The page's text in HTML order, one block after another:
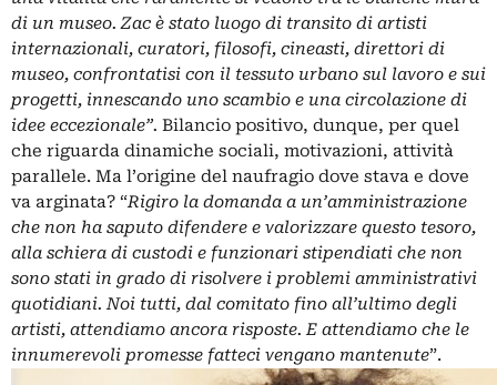
di un museo. Zac è stato luogo di transito di artisti
internazionali, curatori, filosofi, cineasti, direttori di
museo, confrontatisi con il tessuto urbano sul lavoro e sui
progetti, innescando uno scambio e una circolazione di
idee eccezionale”. Bilancio positivo, dunque, per quel
che riguarda dinamiche sociali, motivazioni, attività
parallele. Ma l’origine del naufragio dove stava e dove
va arginata? “Rigiro la domanda a un’amministrazione
che non ha saputo difendere e valorizzare questo tesoro,
alla schiera di custodi e funzionari stipendiati che non
sono stati in grado di risolvere i problemi amministrativi
quotidiani. Noi tutti, dal comitato fino all’ultimo degli
artisti, attendiamo ancora risposte. E attendiamo che le
innumerevoli promesse fatteci vengano mantenute”.